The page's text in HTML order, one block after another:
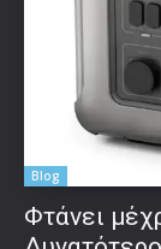
Blog
Φτάνει